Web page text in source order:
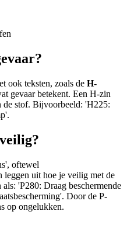
ook teksten, zoals de H-
gevaar betekent. Een H-zin
de stof. Bijvoorbeeld: 'H225:
oftewel
leggen uit hoe je veilig met de
'P280: Draag beschermende
Door de P-
op ongelukken.